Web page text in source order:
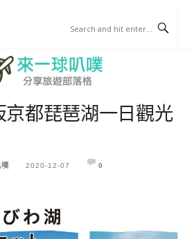
都琵琶湖一日觀光
噗 2020-12-07 0